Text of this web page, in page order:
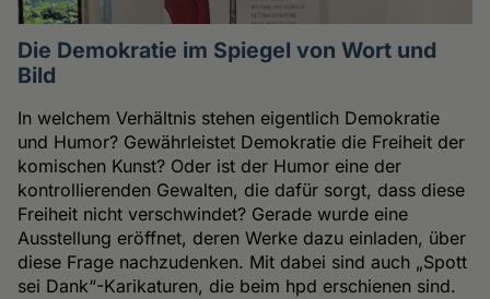
Die Demokratie im Spiegel von Wort und
Bild
In welchem Verhältnis stehen eigentlich Demokratie
und Humor? Gewährleistet Demokratie die Freiheit der
komischen Kunst? Oder ist der Humor eine der
kontrollierenden Gewalten, die dafür sorgt, dass diese
Freiheit nicht verschwindet? Gerade wurde eine
Ausstellung eröffnet, deren Werke dazu einladen, über
diese Frage nachzudenken. Mit dabei sind auch „Spott
sei Dank“-Karikaturen, die beim hpd erschienen sind.